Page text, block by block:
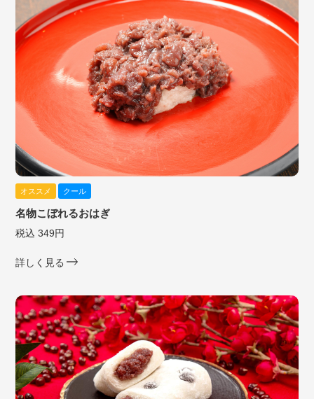
オススメ クール
名物こぼれるおはぎ
税込 349円
詳しく見る